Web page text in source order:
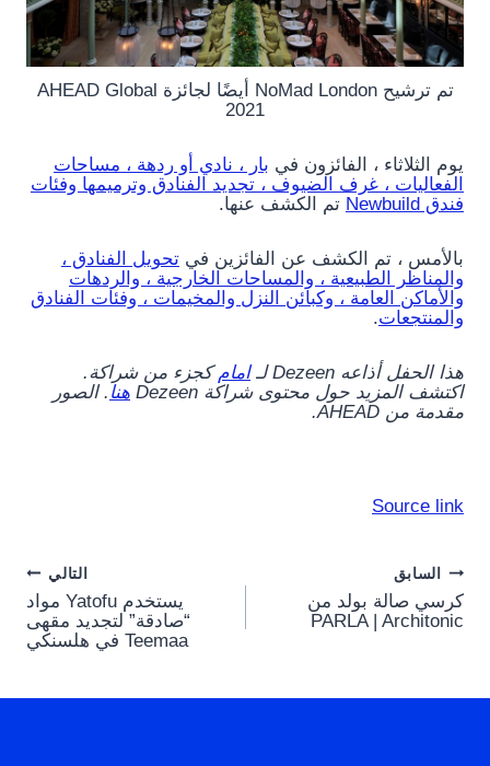
تم ترشيح NoMad London أيضًا لجائزة AHEAD Global
2021
يوم الثلاثاء ، الفائزون في بار ، نادي أو ردهة ، مساحات
الفعاليات ، غرف الضيوف ، تجديد الفنادق وترميمها وفئات
فندق Newbuild
تم الكشف عنها.
بالأمس ، تم الكشف عن الفائزين في تحويل الفنادق ،
والمناظر الطبيعية ، والمساحات الخارجية ، والردهات
والأماكن العامة ، وكبائن النزل والمخيمات ، وفئات الفنادق
والمنتجعات.
هذا الحفل أذاعه Dezeen لـ امامكجزء من شراكة.
اكتشف المزيد حول محتوى شراكة Dezeen
هنا . الصور
مقدمة من AHEAD.
Source link
Post
navigation
السابق
كرسي صالة بولد من
PARLA | Architonic
التالي
يستخدم Yatofu مواد
“صادقة” لتجديد مقهى
Teemaa في هلسنكي